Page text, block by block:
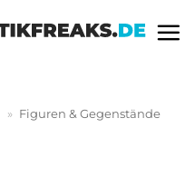
» Figuren & Gegenstände